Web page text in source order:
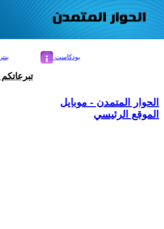
بودكاست
الحوار المتمدن - موبايل
الموقع الرئيسي